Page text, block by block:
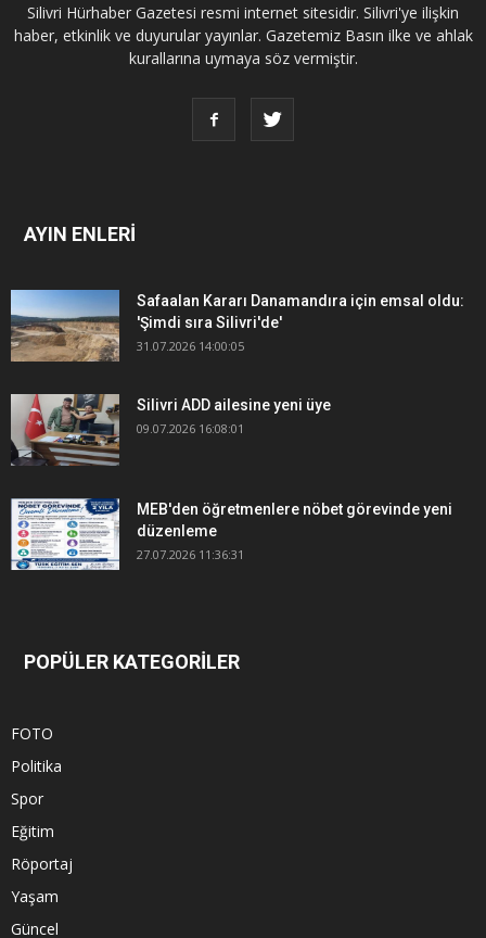
Silivri Hürhaber Gazetesi resmi internet sitesidir. Silivri'ye ilişkin
haber, etkinlik ve duyurular yayınlar. Gazetemiz Basın ilke ve ahlak
kurallarına uymaya söz vermiştir.
AYIN ENLERİ
Safaalan Kararı Danamandıra için emsal oldu:
'Şimdi sıra Silivri'de'
31.07.2026 14:00:05
Silivri ADD ailesine yeni üye
09.07.2026 16:08:01
MEB'den öğretmenlere nöbet görevinde yeni
düzenleme
27.07.2026 11:36:31
POPÜLER KATEGORİLER
FOTO
Politika
Spor
Eğitim
Röportaj
Yaşam
Güncel